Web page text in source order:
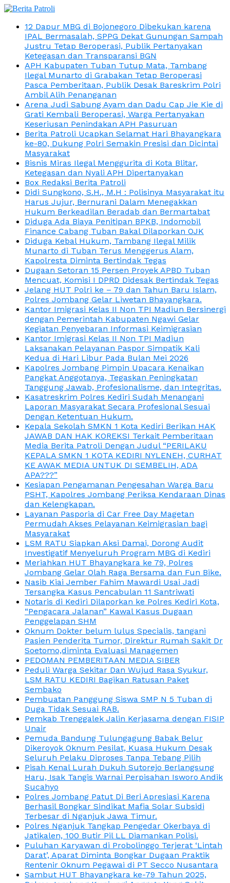
12 Dapur MBG di Bojonegoro Dibekukan karena
IPAL Bermasalah, SPPG Dekat Gunungan Sampah
Justru Tetap Beroperasi, Publik Pertanyakan
Ketegasan dan Transparansi BGN
APH Kabupaten Tuban Tutup Mata, Tambang
Ilegal Munarto di Grabakan Tetap Beroperasi
Pasca Pemberitaan, Publik Desak Bareskrim Polri
Ambil Alih Penanganan
Arena Judi Sabung Ayam dan Dadu Cap Jie Kie di
Grati Kembali Beroperasi, Warga Pertanyakan
Keseriusan Penindakan APH Pasuruan
Berita Patroli Ucapkan Selamat Hari Bhayangkara
ke-80, Dukung Polri Semakin Presisi dan Dicintai
Masyarakat
Bisnis Miras Ilegal Menggurita di Kota Blitar,
Ketegasan dan Nyali APH Dipertanyakan
Box Redaksi Berita Patroli
Didi Sungkono, S.H., M.H : Polisinya Masyarakat itu
Harus Jujur, Bernurani Dalam Menegakkan
Hukum Berkeadilan Beradab dan Bermartabat
Diduga Ada Biaya Penitipan BPKB, Indomobil
Finance Cabang Tuban Bakal Dilaporkan OJK
Diduga Kebal Hukum, Tambang Ilegal Milik
Munarto di Tuban Terus Menggerus Alam,
Kapolresta Diminta Bertindak Tegas
Dugaan Setoran 15 Persen Proyek APBD Tuban
Mencuat, Komisi I DPRD Didesak Bertindak Tegas
Jelang HUT Polri ke – 79 dan Tahun Baru Islam,
Polres Jombang Gelar Liwetan Bhayangkara.
Kantor Imigrasi Kelas II Non TPI Madiun Bersinergi
dengan Pemerintah Kabupaten Ngawi Gelar
Kegiatan Penyebaran Informasi Keimigrasian
Kantor Imigrasi Kelas II Non TPI Madiun
Laksanakan Pelayanan Paspor Simpatik Kali
Kedua di Hari Libur Pada Bulan Mei 2026
Kapolres Jombang Pimpin Upacara Kenaikan
Pangkat Anggotanya, Tegaskan Peningkatan
Tanggung Jawab, Profesionalisme, dan Integritas.
Kasatreskrim Polres Kediri Sudah Menangani
Laporan Masyarakat Secara Profesional Sesuai
Dengan Ketentuan Hukum.
Kepala Sekolah SMKN 1 Kota Kediri Berikan HAK
JAWAB DAN HAK KOREKSI Terkait Pemberitaan
Media Berita Patroli Dengan Judul “PERILAKU
KEPALA SMKN 1 KOTA KEDIRI NYLENEH, CURHAT
KE AWAK MEDIA UNTUK DI SEMBELIH, ADA
APA???”
Kesiapan Pengamanan Pengesahan Warga Baru
PSHT, Kapolres Jombang Periksa Kendaraan Dinas
dan Kelengkapan.
Layanan Pasporia di Car Free Day Magetan
Permudah Akses Pelayanan Keimigrasian bagi
Masyarakat
LSM RATU Siapkan Aksi Damai, Dorong Audit
Investigatif Menyeluruh Program MBG di Kediri
Meriahkan HUT Bhayangkara ke 79, Polres
Jombang Gelar Olah Raga Bersama dan Fun Bike.
Nasib Kiai Jember Fahim Mawardi Usai Jadi
Tersangka Kasus Pencabulan 11 Santriwati
Notaris di Kediri Dilaporkan ke Polres Kediri Kota,
“Pengacara Jalanan” Kawal Kasus Dugaan
Penggelapan SHM
Oknum Dokter belum lulus Specialis, tangani
Pasien Penderita Tumor, Direktur Rumah Sakit Dr
Soetomo,diminta Evaluasi Managemen
PEDOMAN PEMBERITAAN MEDIA SIBER
Peduli Warga Sekitar Dan Wujud Rasa Syukur,
LSM RATU KEDIRI Bagikan Ratusan Paket
Sembako
Pembuatan Panggung Siswa SMP N 5 Tuban di
Duga Tidak Sesuai RAB.
Pemkab Trenggalek Jalin Kerjasama dengan FISIP
Unair
Pemuda Bandung Tulungagung Babak Belur
Dikeroyok Oknum Pesilat, Kuasa Hukum Desak
Seluruh Pelaku Diproses Tanpa Tebang Pilih
Pisah Kenal Lurah Dukuh Sutorejo Berlangsung
Haru, Isak Tangis Warnai Perpisahan Isworo Andik
Sucahyo
Polres Jombang Patut Di Beri Apresiasi Karena
Berhasil Bongkar Sindikat Mafia Solar Subsidi
Terbesar di Nganjuk Jawa Timur.
Polres Nganjuk Tangkap Pengedar Okerbaya di
Jatikalen, 100 Butir Pil LL Diamankan Polisi.
Puluhan Karyawan di Probolinggo Terjerat ‘Lintah
Darat’, Aparat Diminta Bongkar Dugaan Praktik
Rentenir Oknum Pegawai di PT Secco Nusantara
Sambut HUT Bhayangkara ke-79 Tahun 2025,